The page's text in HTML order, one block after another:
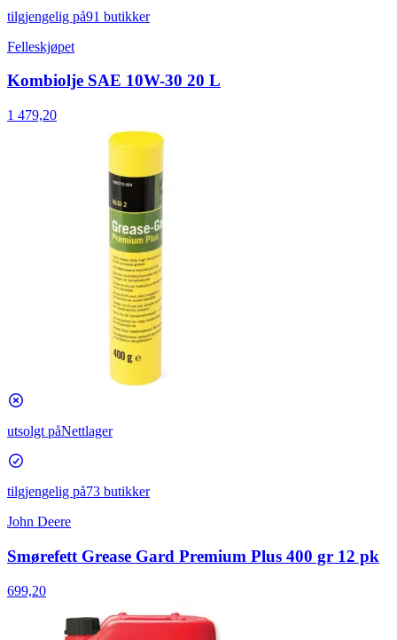
tilgjengelig på91 butikker
Felleskjøpet
Kombiolje SAE 10W-30 20 L
1 479,20
utsolgt påNettlager
tilgjengelig på73 butikker
John Deere
Smørefett Grease Gard Premium Plus 400 gr 12 pk
699,20